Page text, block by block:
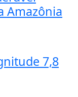
Amazônia
7,8